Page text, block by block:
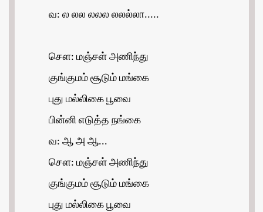
வ: ல லல லலல லலல்லா.....
சௌ: மஞ்சள் அணிந்து
குங்குமம் சூடும் மங்கை
புது மல்லிகை பூவை
பின்னி எடுத்த நங்கை
வ: ஆ அ ஆ...
சௌ: மஞ்சள் அணிந்து
குங்குமம் சூடும் மங்கை
புது மல்லிகை பூவை